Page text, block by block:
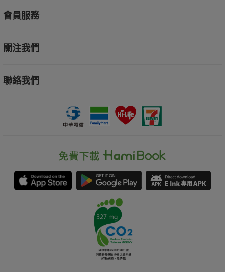
會員服務
關注我們
聯絡我們